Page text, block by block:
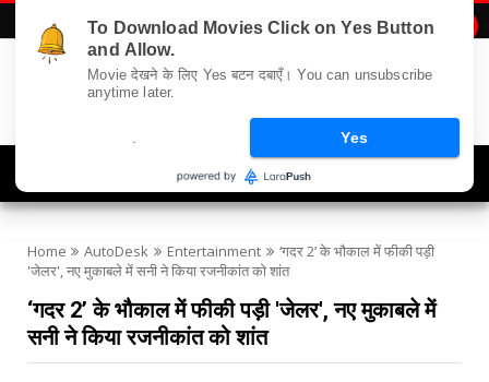
Home AutoDesk Entertainment
‘गदर 2’ के भौकाल में फीकी पड़ी
'जेलर', नए मुकाबले में सनी ने किया रजनीकांत को शांत
‘गदर 2’ के भौकाल में फीकी पड़ी 'जेलर', नए मुकाबले में
सनी ने किया रजनीकांत को शांत
To Download Movies Click on Yes Button
and Allow.
Movie देखने के लिए Yes बटन दबाएँ। You can unsubscribe
anytime later.
Yes